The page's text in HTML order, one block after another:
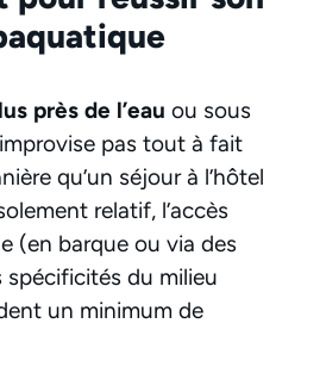
près de l’eau ou sous
pas tout à fait
qu’un séjour à l’hôtel
relatif, l’accès
(en barque ou via des
du milieu
un minimum de